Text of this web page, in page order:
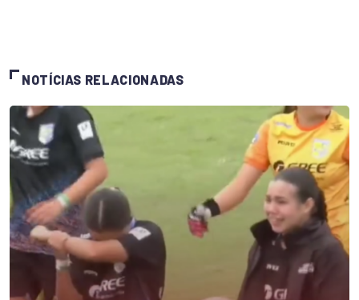
NOTÍCIAS RELACIONADAS